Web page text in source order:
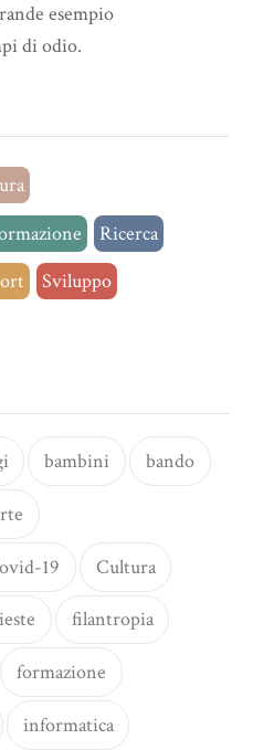
esempio
di odio.
Ricerca
Sviluppo
bambini bando
19 Cultura
filantropia
formazione
informatica